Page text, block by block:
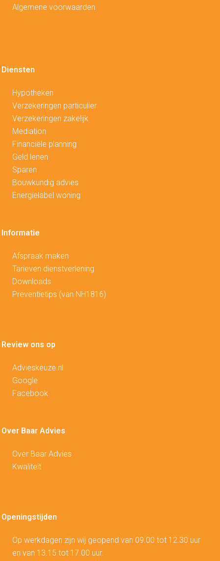
Algemene voorwaarden
Diensten
Hypotheken
Verzekeringen particulier
Verzekeringen zakelijk
Mediation
Financiële planning
Geld lenen
Sparen
Bouwkundig advies
Energielabel woning
Informatie
Afspraak maken
Tarieven dienstverlening
Downloads
Preventietips (van NH1816)
Review ons op
Advieskeuze.nl
Google
Facebook
Over Baar Advies
Over Baar Advies
Kwaliteit
Openingstijden
Op werkdagen zijn wij geopend van 09.00 tot 12.30 uur
en van 13.15 tot 17.00 uur.